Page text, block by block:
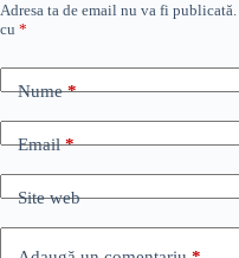
Adresa ta de email nu va fi publicată.
cu *
Nume*
Email*
Site web